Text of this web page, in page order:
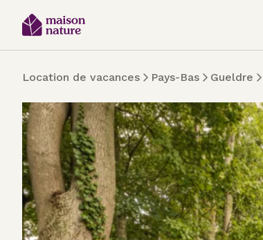
Location de vacances Pays-Bas Gueldre